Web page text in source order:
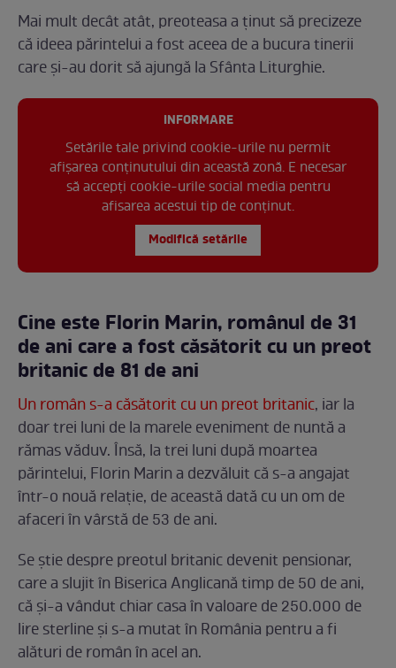
Mai mult decât atât, preoteasa a ținut să precizeze
că ideea părintelui a fost aceea de a bucura tinerii
care şi-au dorit să ajungă la Sfânta Liturghie.
INFORMARE
Setările tale privind cookie-urile nu permit
afișarea conținutului din această zonă. E necesar
să accepți cookie-urile social media pentru
afisarea acestui tip de conținut.
Modifică setările
Cine este Florin Marin, românul de 31
de ani care a fost căsătorit cu un preot
britanic de 81 de ani
Un român s-a căsătorit cu un preot britanic, iar la
doar trei luni de la marele eveniment de nuntă a
rămas văduv. Însă, la trei luni după moartea
părintelui, Florin Marin a dezvăluit că s-a angajat
într-o nouă relație, de această dată cu un om de
afaceri în vârstă de 53 de ani.
Se știe despre preotul britanic devenit pensionar,
care a slujit în Biserica Anglicană timp de 50 de ani,
că și-a vândut chiar casa în valoare de 250.000 de
lire sterline și s-a mutat în România pentru a fi
alături de român în acel an.